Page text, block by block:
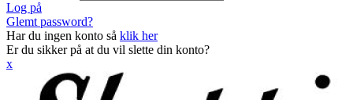
Log på
Glemt password?
Har du ingen konto så klik her
Er du sikker på at du vil slette din konto?
x